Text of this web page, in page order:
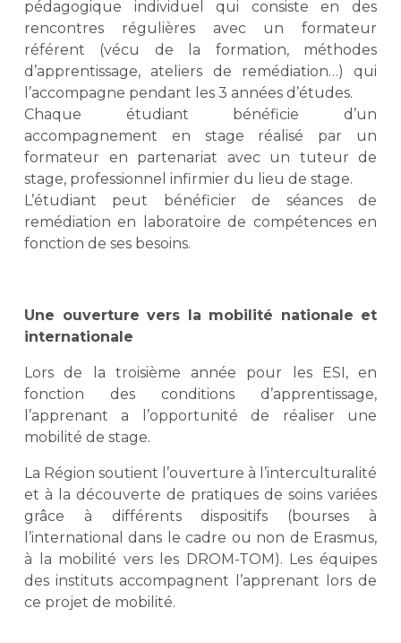
pédagogique individuel qui consiste en des
rencontres régulières avec un formateur
référent (vécu de la formation, méthodes
d’apprentissage, ateliers de remédiation…) qui
l’accompagne pendant les 3 années d’études.
Chaque étudiant bénéficie d’un
accompagnement en stage réalisé par un
formateur en partenariat avec un tuteur de
stage, professionnel infirmier du lieu de stage.
L’étudiant peut bénéficier de séances de
remédiation en laboratoire de compétences en
fonction de ses besoins.
Une ouverture vers la mobilité nationale et
internationale
Lors de la troisième année pour les ESI, en
fonction des conditions d’apprentissage,
l’apprenant a l’opportunité de réaliser une
mobilité de stage.
La Région soutient l’ouverture à l’interculturalité
et à la découverte de pratiques de soins variées
grâce à différents dispositifs (bourses à
l’international dans le cadre ou non de Erasmus,
à la mobilité vers les DROM-TOM). Les équipes
des instituts accompagnent l’apprenant lors de
ce projet de mobilité.